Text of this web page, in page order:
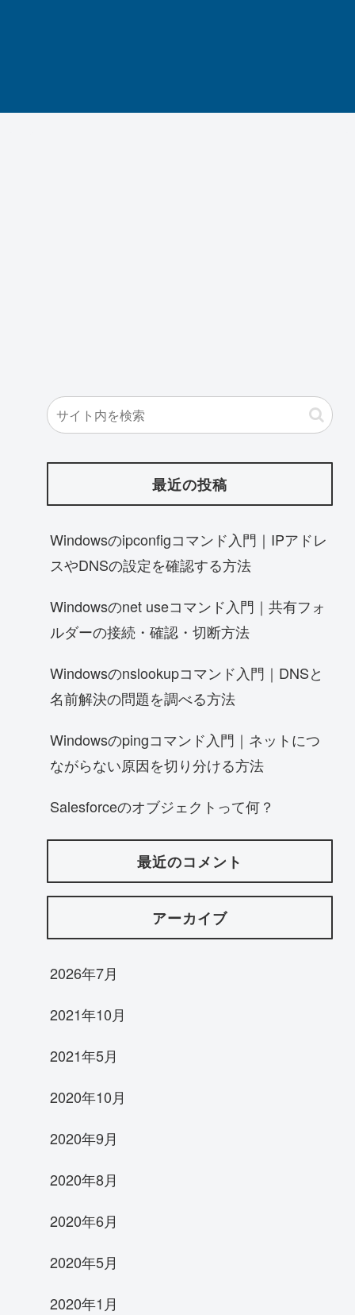
最近の投稿
Windowsのipconfigコマンド入門｜IPアドレ
スやDNSの設定を確認する方法
Windowsのnet useコマンド入門｜共有フォ
ルダーの接続・確認・切断方法
Windowsのnslookupコマンド入門｜DNSと
名前解決の問題を調べる方法
Windowsのpingコマンド入門｜ネットにつ
ながらない原因を切り分ける方法
Salesforceのオブジェクトって何？
最近のコメント
アーカイブ
2026年7月
2021年10月
2021年5月
2020年10月
2020年9月
2020年8月
2020年6月
2020年5月
2020年1月